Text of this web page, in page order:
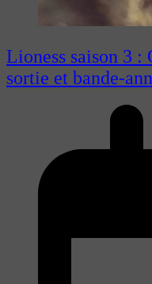
Lioness saison 3 :
sortie et bande-